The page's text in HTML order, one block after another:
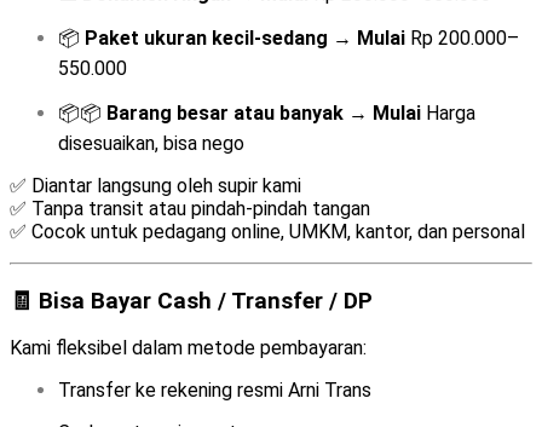
📦 Paket ukuran kecil-sedang → Mulai Rp 200.000–
550.000
📦📦 Barang besar atau banyak → Mulai Harga
disesuaikan, bisa nego
✅ Diantar langsung oleh supir kami
✅ Tanpa transit atau pindah-pindah tangan
✅ Cocok untuk pedagang online, UMKM, kantor, dan personal
🧾 Bisa Bayar Cash / Transfer / DP
Kami fleksibel dalam metode pembayaran:
Transfer ke rekening resmi Arni Trans